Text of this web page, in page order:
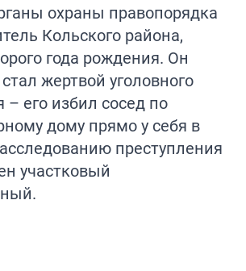
охраны правопорядка
Кольского района,
года рождения. Он
жертвой уголовного
– его избил сосед по
дому прямо у себя в
преступления
участковый